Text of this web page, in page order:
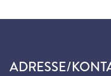
ADRESSE/